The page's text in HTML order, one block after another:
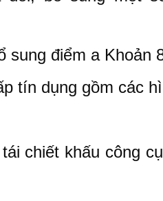
sung điểm a
tín dụng gồm các
chiết khấu công